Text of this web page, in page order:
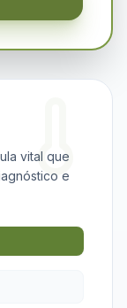
vital que
e